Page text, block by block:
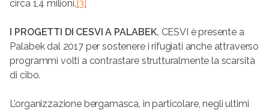
circa 1,4 milioni. [3]
I PROGETTI DI CESVI A PALABEK. CESVI è presente a
Palabek dal 2017 per sostenere i rifugiati anche attraverso
programmi volti a contrastare strutturalmente la scarsità
di cibo.
L’organizzazione bergamasca, in particolare, negli ultimi